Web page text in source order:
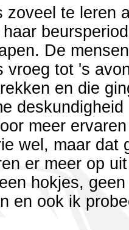
zoveel te leren
De
vroeg tot 's
en die
meer
wel, maar dat
er meer op
hokjes,
en ook ik